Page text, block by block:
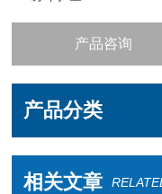
产品咨询
产品分类
相关文章